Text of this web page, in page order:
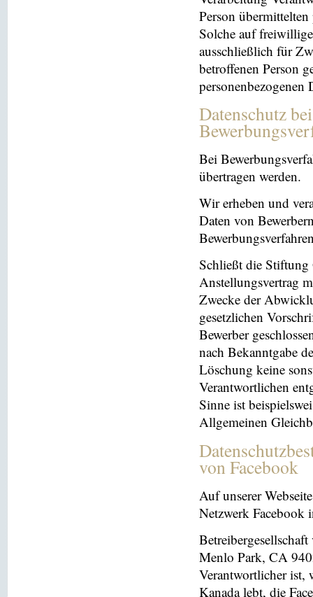
Person übermittelten
Solche auf
ausschließlich für
betroffenen Person
personenbezogenen
Datenschutz
Bei
übertragen werden.
Wir erheben und
Daten von
Schließt die Stiftung
Anstellungsvertrag
Zwecke der
gesetzlichen
Bewerber
nach Bekanntgabe
Löschung keine
Verantwortlichen
Sinne ist
Allgemeinen
von Facebook
Auf unserer
Netzwerk Facebook
Menlo Park, CA
Verantwortlicher ist,
Kanada lebt, die